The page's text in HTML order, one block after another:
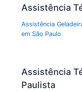
Assistência
Assistência
em São Paulo
Assistência
Paulista